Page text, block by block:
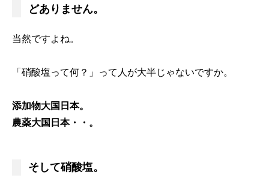
どありません。
当然ですよね。
「硝酸塩って何？」って人が大半じゃないですか。
添加物大国日本。
農薬大国日本・・。
そして硝酸塩。